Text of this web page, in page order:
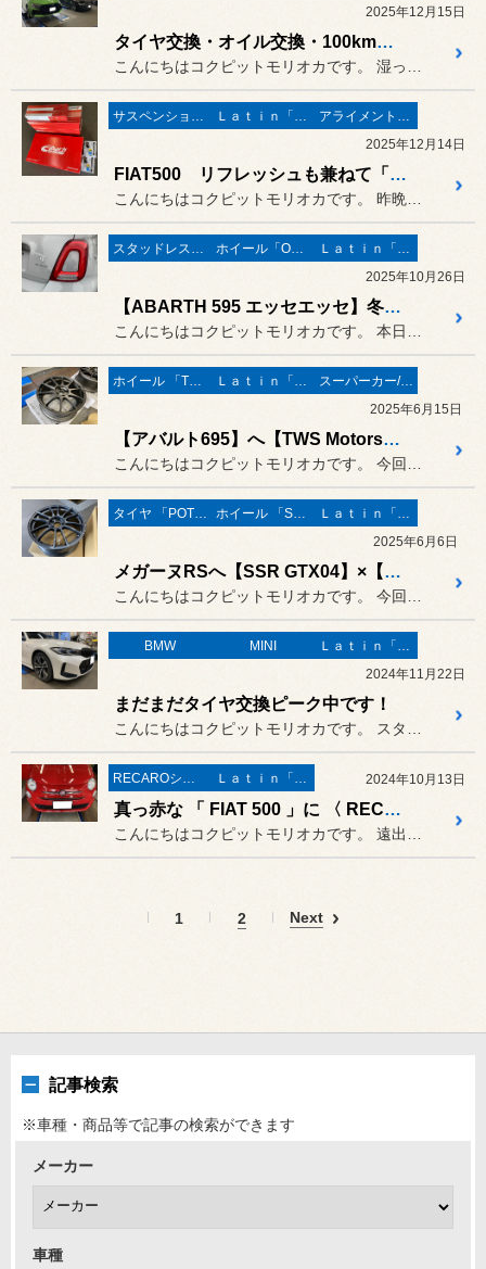
2025年12月15日
タイヤ交換・オイル交換・100km点検！
サスペンション・ボディ関連 Ｌａｔｉｎ「イタリア・フランス etc」
アライメント調整
2025年12月14日
FIAT500 リフレッシュも兼ねて「KONI × EIBACH」！
スタッドレスタイヤ 「BLIZZAK」 ホイール「OZ-Racing」
Ｌａｔｉｎ「イタリア・フランス etc」
2025年10月26日
【ABARTH 595 エッセエッセ】冬季もホワイトホイールで！
ホイール 「TWS」 Ｌａｔｉｎ「イタリア・フランス etc」
スーパーカー/スーパースポーツ/ヴィンテージカー
2025年6月15日
【アバルト695】へ【TWS Motorsport RS317】！ 他にも素敵なイタリア車続々とご入庫です♪
タイヤ 「POTENZA」 ホイール 「SSR」
Ｌａｔｉｎ「イタリア・フランス etc」
2025年6月6日
メガーヌRSへ【SSR GTX04】×【POTENZA Adrenalin RE004】！
BMW MINI
Ｌａｔｉｎ「イタリア・フランス etc」
2024年11月22日
まだまだタイヤ交換ピーク中です！
RECAROシート Ｌａｔｉｎ「イタリア・フランス etc」 2024年10月13日
真っ赤な 「 FIAT 500 」に 〈 RECARO RCS 〉
1 2 Next
記事検索
※車種・商品等で記事の検索ができます
メーカー
車種